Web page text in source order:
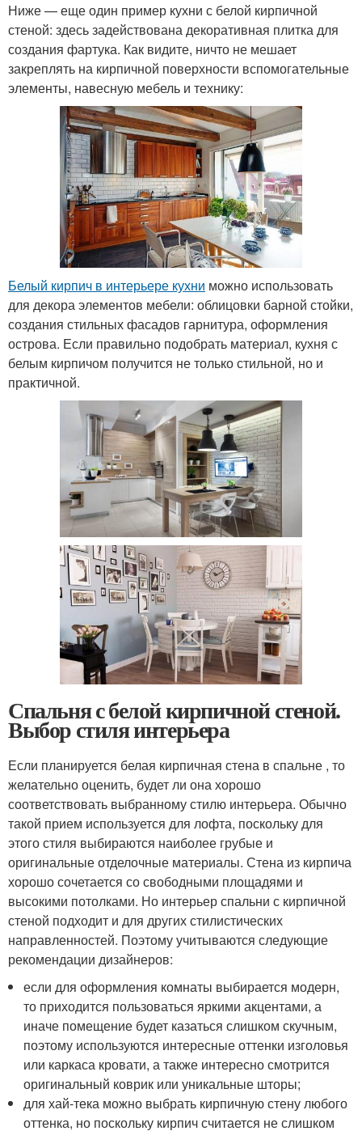
Ниже — еще один пример кухни с белой кирпичной
стеной: здесь задействована декоративная плитка для
создания фартука. Как видите, ничто не мешает
закреплять на кирпичной поверхности вспомогательные
элементы, навесную мебель и технику:
Белый кирпич в интерьере кухни можно использовать
для декора элементов мебели: облицовки барной стойки,
создания стильных фасадов гарнитура, оформления
острова. Если правильно подобрать материал, кухня с
белым кирпичом получится не только стильной, но и
практичной.
Спальня с белой кирпичной стеной.
Выбор стиля интерьера
Если планируется белая кирпичная стена в спальне , то
желательно оценить, будет ли она хорошо
соответствовать выбранному стилю интерьера. Обычно
такой прием используется для лофта, поскольку для
этого стиля выбираются наиболее грубые и
оригинальные отделочные материалы. Стена из кирпича
хорошо сочетается со свободными площадями и
высокими потолками. Но интерьер спальни с кирпичной
стеной подходит и для других стилистических
направленностей. Поэтому учитываются следующие
рекомендации дизайнеров:
если для оформления комнаты выбирается модерн,
то приходится пользоваться яркими акцентами, а
иначе помещение будет казаться слишком скучным,
поэтому используются интересные оттенки изголовья
или каркаса кровати, а также интересно смотрится
оригинальный коврик или уникальные шторы;
для хай-тека можно выбрать кирпичную стену любого
оттенка, но поскольку кирпич считается не слишком